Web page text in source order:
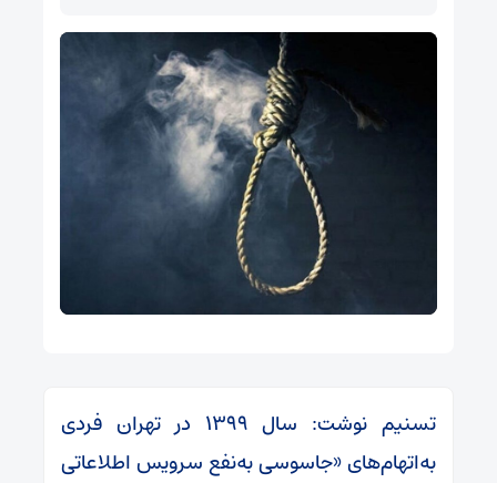
تسنیم نوشت: سال ۱۳۹۹ در تهران فردی
به‌اتهام‌های «جاسوسی به‌نفع سرویس اطلاعاتی